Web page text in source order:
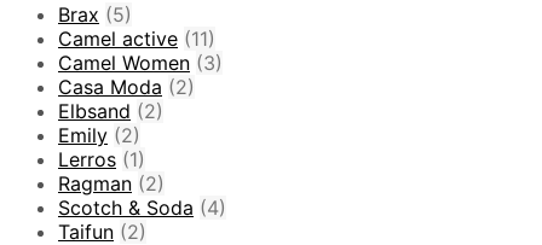
Brax (5)
Camel active (11)
Camel Women (3)
Casa Moda (2)
Elbsand (2)
Emily (2)
Lerros (1)
Ragman (2)
Scotch & Soda (4)
Taifun (2)